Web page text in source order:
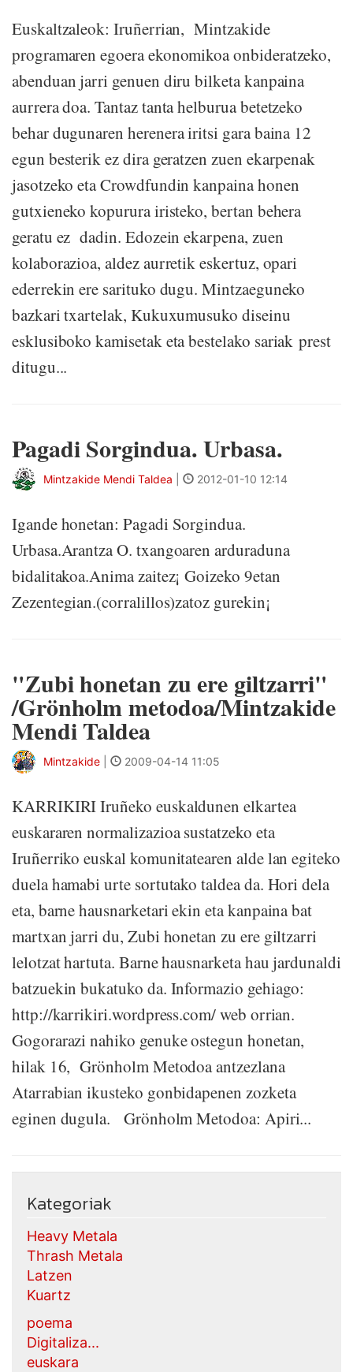
Euskaltzaleok: Iruñerrian, Mintzakide
programaren egoera ekonomikoa onbideratzeko,
abenduan jarri genuen diru bilketa kanpaina
aurrera doa. Tantaz tanta helburua betetzeko
behar dugunaren herenera iritsi gara baina 12
egun besterik ez dira geratzen zuen ekarpenak
jasotzeko eta Crowdfundin kanpaina honen
gutxieneko kopurura iristeko, bertan behera
geratu ez dadin. Edozein ekarpena, zuen
kolaborazioa, aldez aurretik eskertuz, opari
ederrekin ere sarituko dugu. Mintzaeguneko
bazkari txartelak, Kukuxumusuko diseinu
esklusiboko kamisetak eta bestelako sariak prest
ditugu...
Pagadi Sorgindua. Urbasa.
Mintzakide Mendi Taldea 2012-01-10 12:14
Igande honetan: Pagadi Sorgindua.
Urbasa.Arantza O. txangoaren arduraduna
bidalitakoa.Anima zaitez¡ Goizeko 9etan
Zezentegian.(corralillos)zatoz gurekin¡
"Zubi honetan zu ere giltzarri"
/Grönholm metodoa/Mintzakide
Mendi Taldea
Mintzakide 2009-04-14 11:05
KARRIKIRI Iruñeko euskaldunen elkartea
euskararen normalizazioa sustatzeko eta
Iruñerriko euskal komunitatearen alde lan egiteko
duela hamabi urte sortutako taldea da. Hori dela
eta, barne hausnarketari ekin eta kanpaina bat
martxan jarri du, Zubi honetan zu ere giltzarri
lelotzat hartuta. Barne hausnarketa hau jardunaldi
batzuekin bukatuko da. Informazio gehiago:
http://karrikiri.wordpress.com/ web orrian.
Gogorarazi nahiko genuke ostegun honetan,
hilak 16, Grönholm Metodoa antzezlana
Atarrabian ikusteko gonbidapenen zozketa
eginen dugula. Grönholm Metodoa: Apiri...
Kategoriak
Heavy Metala
Thrash Metala
Latzen
Kuartz
poema
Digitaliza...
euskara